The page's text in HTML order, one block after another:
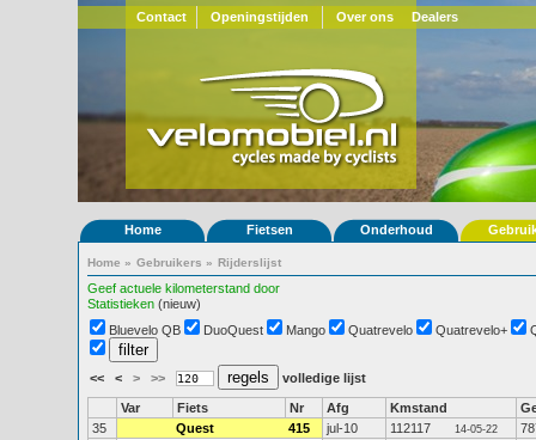
Contact Openingstijden Over ons Dealers
Home Fietsen Onderhoud
Home » Gebruikers » Rijderslijst
Geef actuele kilometerstand door
Statistieken (nieuw)
Bluevelo QB
DuoQuest Mango Quatrevelo Quatrevelo+
<< < > >> volledige lijst
Var Fiets Nr Afg Kmstand
35
Quest 415 jul-10 112117 14-05-22